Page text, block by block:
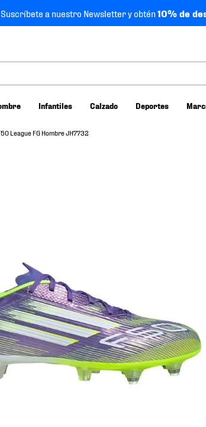
Suscríbete a nuestro Newsletter y obtén10% de
Infantiles Calzado Deportes
League FG Hombre JH7732